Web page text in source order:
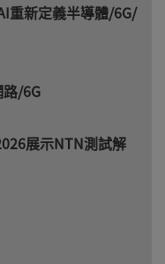
重新定義半導體/6G/
/6G
展示NTN測試解